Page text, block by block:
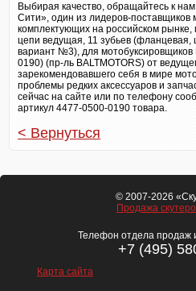
Выбирая качество, обращайтесь к
Сити», один из лидеров-поставщиков
комплектующих на российском рынке,
цепи ведущая, 11 зубьев
вариант №3), для
0190) (пр-ль BALTMOTORS) от
зарекомендовавшего себя в мире
проблемы редких аксессуаров и
сейчас на сайте или по телефону
артикул 4477-0500-0190 товара.
< Вернуться
© 2007-2026
Продажа
Телефон отдела продаж
+7 (495)
Карта сайта